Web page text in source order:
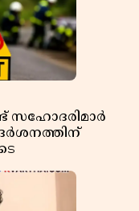
സഹോദരിമാർ